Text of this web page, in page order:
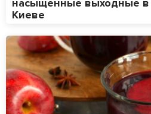
насыщенные выходные в
Киеве